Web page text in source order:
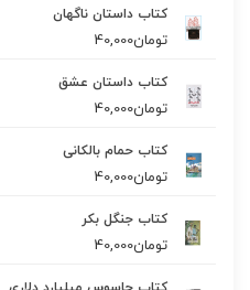
کتاب داستان ناگهان
تومان40,000
کتاب داستان عشق
تومان40,000
کتاب حمام بالکانی
تومان40,000
کتاب جنگل بکر
تومان40,000